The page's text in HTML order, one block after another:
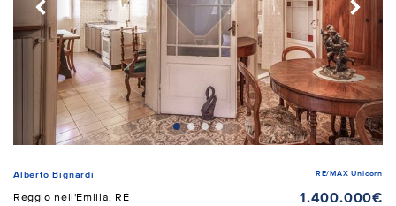
Alberto Bignardi RE/MAX Unicorn
Reggio nell'Emilia, RE
1.400.000€